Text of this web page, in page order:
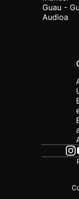
Guau -
Audioa